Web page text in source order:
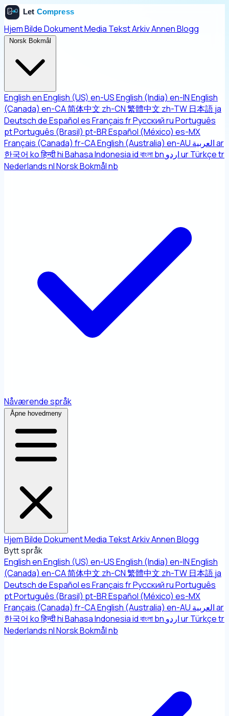
HjemBildeDokumentMedia TekstArkivAnnenBlogg
Norsk Bokmål
EnglishenEnglish (US) en-USEnglish (India) en-INEnglish
(Canada) en-CA简体中文 zh-CN繁體中文 zh-TW 日本語ja
DeutschdeEspañolesFrançaisfrРусскийruPortuguês
ptPortuguês (Brasil) pt-BREspañol (México) es-MX
Français (Canada) fr-CAEnglish (Australia) en-AU العربيةar
한국어 koहिन्दीhiBahasa Indonesiaidবাংলাbn اردوurTürkçetr
NederlandsnlNorsk Bokmålnb
Nåværende språk
Åpne hovedmeny
HjemBildeDokumentMedia TekstArkivAnnenBlogg
Bytt språk
EnglishenEnglish (US) en-USEnglish (India) en-INEnglish
(Canada) en-CA简体中文 zh-CN繁體中文 zh-TW 日本語ja
DeutschdeEspañolesFrançaisfrРусскийruPortuguês
ptPortuguês (Brasil) pt-BREspañol (México) es-MX
Français (Canada) fr-CAEnglish (Australia) en-AU العربيةar
한국어 koहिन्दीhiBahasa Indonesiaidবাংলাbn اردوurTürkçetr
NederlandsnlNorsk Bokmålnb